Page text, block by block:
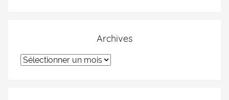
Archives